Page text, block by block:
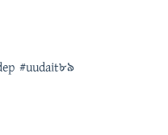
#uudait89